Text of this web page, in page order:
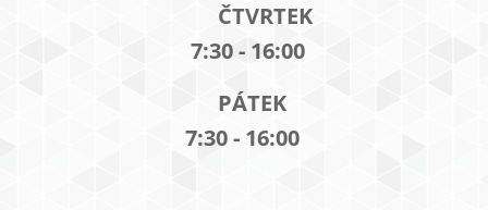
ČTVRTEK
7:30 - 16:00
PÁTEK
7:30 - 16:00